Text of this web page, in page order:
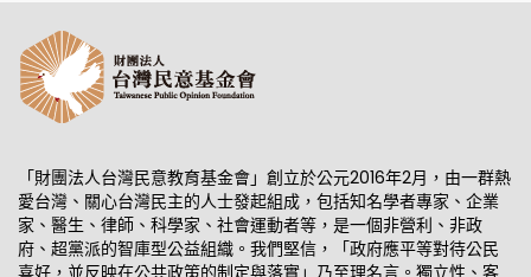
「財團法人台灣民意教育基金會」創立於公元2016年2月，由一群熱
愛台灣、關心台灣民主的人士發起組成，包括知名學者專家、企業
家、醫生、律師、科學家、社會運動者等，是一個非營利、非政
府、超黨派的智庫型公益組織。我們堅信，「政府應平等對待公民
喜好，並反映在公共政策的制定與落實」乃至理名言。獨立性、客